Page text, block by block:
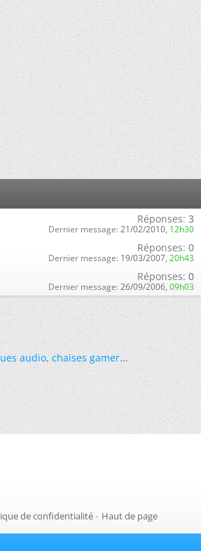
Réponses: 3
Dernier message: 21/02/2010, 12h30
Réponses: 0
Dernier message: 19/03/2007, 20h43
Réponses: 0
Dernier message: 26/09/2006, 09h03
audio,chaises gamer...
de confidentialité- Haut de page